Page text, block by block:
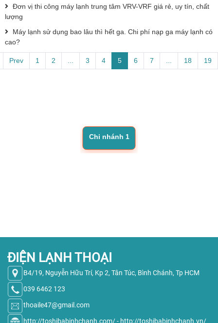
Đơn vị thi công máy lạnh trung tâm VRV-VRF giá rẻ, uy tín, chất
lượng
Máy lạnh sử dụng bao lâu thì hết ga. Chi phí nạp ga máy lạnh có
cao?
Prev 1 2 ... 3 4 5 6 7 ... 18 19
Chi nhánh 1
ĐIỆN LẠNH THOẠI
B4/19, Nguyễn Hữu Trí, Kp 2, Tân Túc, Bình Chánh, Tp HCM
039 6462 123
thoaile47@gmail.com
http://toshibabinhchanh.com/- http://toshibabinhchanh.vn/